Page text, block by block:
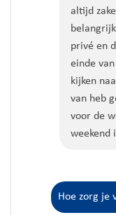
altijd
privé en
einde
kijken
van heb
voor de
weekend
Hoe zorg je